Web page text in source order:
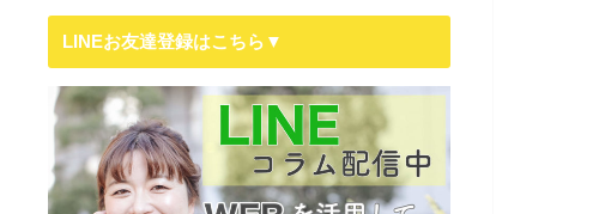
LINEお友達登録はこちら▼